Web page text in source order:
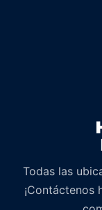
Todas las
¡Contáctenos